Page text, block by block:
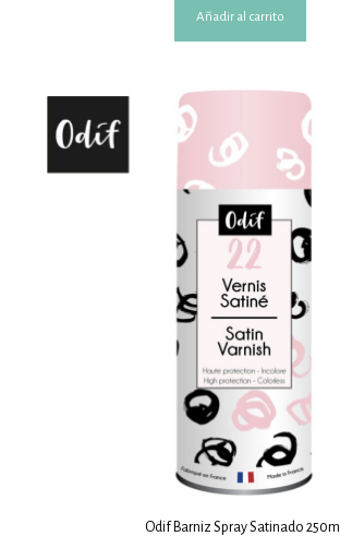
Añadir al carrito
Odif Barniz Spray Satinado 250ml